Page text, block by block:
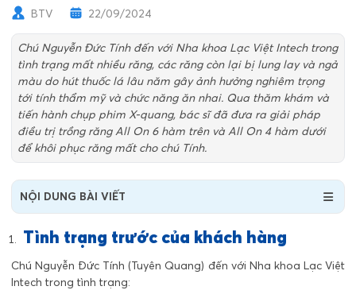
BTV 22/09/2024
Chú Nguyễn Đức Tính đến với Nha khoa Lạc Việt Intech trong
tình trạng mất nhiều răng, các răng còn lại bị lung lay và ngả
màu do hút thuốc lá lâu năm gây ảnh hưởng nghiêm trọng
tới tính thẩm mỹ và chức năng ăn nhai. Qua thăm khám và
tiến hành chụp phim X-quang, bác sĩ đã đưa ra giải pháp
điều trị trồng răng All On 6 hàm trên và All On 4 hàm dưới
để khôi phục răng mất cho chú Tính.
NỘI DUNG BÀI VIẾT
Tình trạng trước của khách hàng
Chú Nguyễn Đức Tính (Tuyên Quang) đến với Nha khoa Lạc Việt
Intech trong tình trạng: